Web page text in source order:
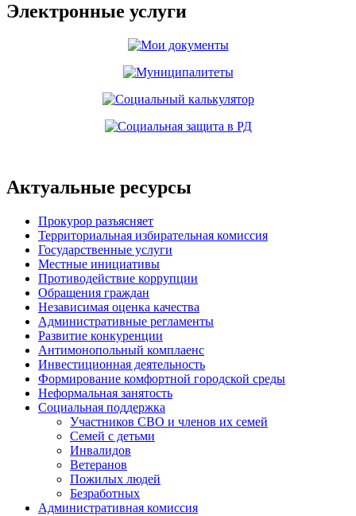
Электронные услуги
Актуальные ресурсы
Прокурор разъясняет
Территориальная избирательная комиссия
Государственные услуги
Местные инициативы
Противодействие коррупции
Обращения граждан
Независимая оценка качества
Административные регламенты
Развитие конкуренции
Антимонопольный комплаенс
Инвестиционная деятельность
Формирование комфортной городской среды
Неформальная занятость
Социальная поддержка
Участников СВО и членов их семей
Семей с детьми
Инвалидов
Ветеранов
Пожилых людей
Безработных
Административная комиссия